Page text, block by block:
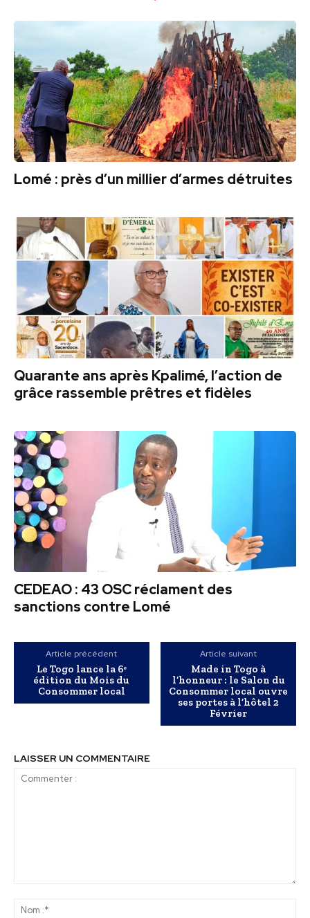
Lomé : près d’un millier d’armes détruites
Quarante ans après Kpalimé, l’action de
grâce rassemble prêtres et fidèles
CEDEAO : 43 OSC réclament des
sanctions contre Lomé
Article précédent
Le Togo lance la 6ᵉ
édition du Mois du
Consommer local
Article suivant
Made in Togo à
l’honneur : le Salon du
Consommer local ouvre
ses portes à l’hôtel 2
Février
LAISSER UN COMMENTAIRE